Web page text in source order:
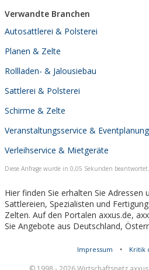
Verwandte Branchen
Autosattlerei & Polsterei
Planen & Zelte
Rollladen- & Jalousiebau
Sattlerei & Polsterei
Schirme & Zelte
Veranstaltungsservice & Eventplanung
Verleihservice & Mietgeräte
Diese Anfrage wurde in 0,05 Sekunden beantwortet.
Hier finden Sie erhalten Sie
Sattlereien, Spezialisten und
Zelten. Auf den Portalen axxus.de,
Sie Angebote aus Deutschland,
Impressum • Kritik